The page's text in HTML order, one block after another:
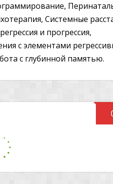
Системные
и прогрессия,
с элементами
с глубинной памятью.